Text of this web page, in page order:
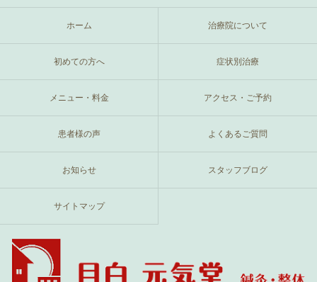
ホーム 治療院について
初めての方へ 症状別治療
メニュー・料金 アクセス・ご予約
患者様の声 よくあるご質問
お知らせ スタッフブログ
サイトマップ